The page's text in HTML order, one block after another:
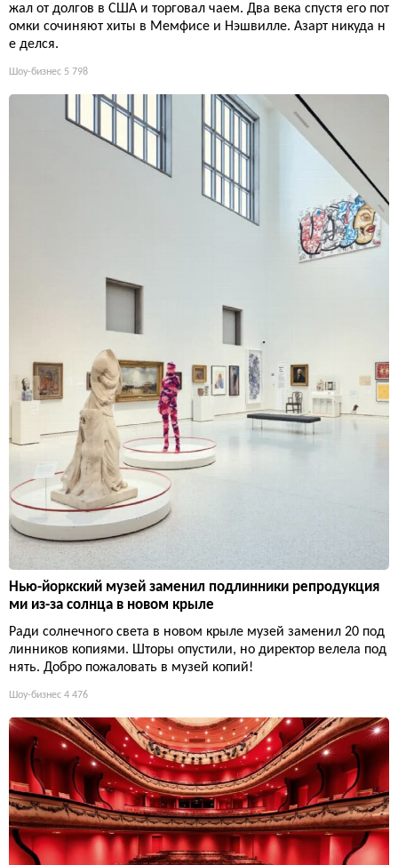
жал от долгов в США и торговал чаем. Два века спустя его пот
омки сочиняют хиты в Мемфисе и Нэшвилле. Азарт никуда н
е делся.
Шоу-бизнес 5 798
Нью-йоркский музей заменил подлинники репродукция
ми из-за солнца в новом крыле
Ради солнечного света в новом крыле музей заменил 20 под
линников копиями. Шторы опустили, но директор велела под
нять. Добро пожаловать в музей копий!
Шоу-бизнес 4 476